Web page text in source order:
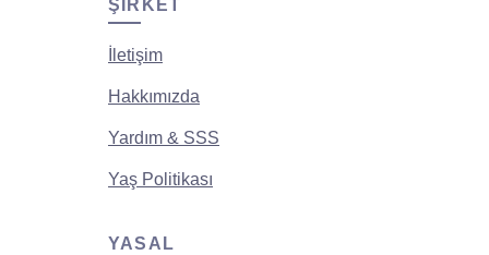
ŞIRKET
İletişim
Hakkımızda
Yardım & SSS
Yaş Politikası
YASAL